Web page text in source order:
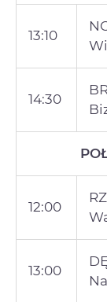
13:10
14:30
12:00
13:00